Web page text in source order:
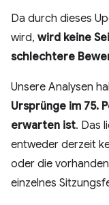
Da durch dieses
wird, wird keine
schlechtere
Unsere Analysen
Ursprünge im 75.
erwarten ist. Das
entweder derzeit
oder die
einzelnes